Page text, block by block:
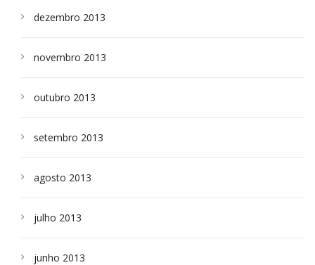
dezembro 2013
novembro 2013
outubro 2013
setembro 2013
agosto 2013
julho 2013
junho 2013